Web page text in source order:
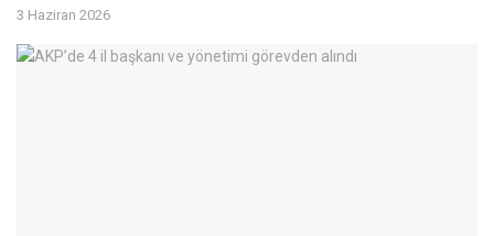
3 Haziran 2026